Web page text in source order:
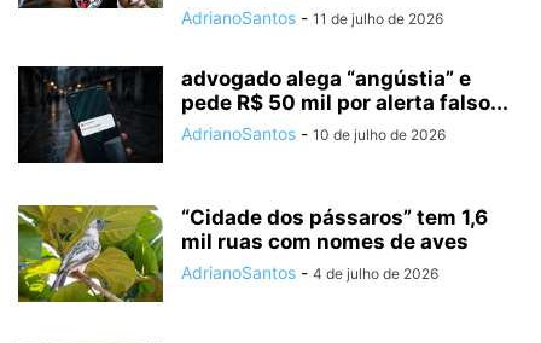
AdrianoSantos - 11 de julho de 2026
advogado alega “angústia” e
pede R$ 50 mil por alerta falso...
AdrianoSantos - 10 de julho de 2026
“Cidade dos pássaros” tem 1,6
mil ruas com nomes de aves
AdrianoSantos - 4 de julho de 2026